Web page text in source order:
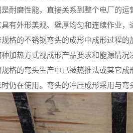
耐磨性能，直接关系到整个电厂的
有外形美观、壁厚均匀和连续作业
格的不锈钢弯头的成形中成形过程
加热方式视成形产品要求和能源情
格的弯头生产中已被热推法或其它
仍在使用。弯头的冲压成形采用与